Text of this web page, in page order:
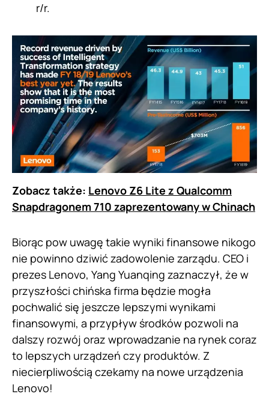
r/r.
Zobacz także: Lenovo Z6 Lite z Qualcomm
Snapdragonem 710 zaprezentowany w Chinach
Biorąc pow uwagę takie wyniki finansowe nikogo
nie powinno dziwić zadowolenie zarządu. CEO i
prezes Lenovo, Yang Yuanqing zaznaczył, że w
przyszłości chińska firma będzie mogła
pochwalić się jeszcze lepszymi wynikami
finansowymi, a przypływ środków pozwoli na
dalszy rozwój oraz wprowadzanie na rynek coraz
to lepszych urządzeń czy produktów. Z
niecierpliwością czekamy na nowe urządzenia
Lenovo!